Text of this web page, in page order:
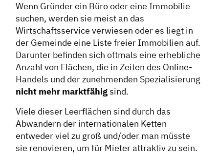
Wenn Gründer ein Büro oder eine Immobilie
suchen, werden sie meist an das
Wirtschaftsservice verwiesen oder es liegt in
der Gemeinde eine Liste freier Immobilien auf.
Darunter befinden sich oftmals eine erhebliche
Anzahl von Flächen, die in Zeiten des Online-
Handels und der zunehmenden Spezialisierung
nicht mehr marktfähigsind.
Viele dieser Leerflächen sind durch das
Abwandern der internationalen Ketten
entweder viel zu groß und/oder man müsste
sie renovieren, um für Mieter attraktiv zu sein.